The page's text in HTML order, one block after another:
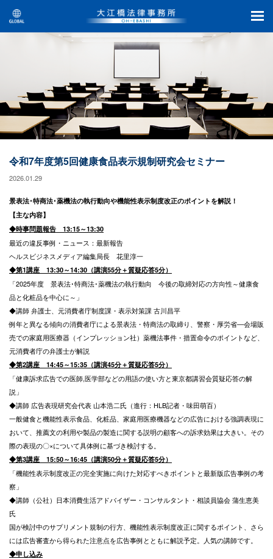
令和7年度第5回健康食品表示規制研究会セミナー
2026.01.29
景表法･特商法･薬機法の執行動向や機能性表示制度改正のポイントを解説！
【主な内容】
◆時事問題報告 13:15～13:30
最近の違反事例・ニュース：最新報告
ヘルスビジネスメディア編集局長 花里淳一
◆第1講座 13:30～14:30（講演55分＋質疑応答5分）
「2025年度 景表法･特商法･薬機法の執行動向 今後の取締対応の方向性～健康食
品と化粧品を中心に～」
◆講師 弁護士、元消費者庁制度課・表示対策課 古川昌平
例年と異なる傾向の消費者庁による景表法・特商法の取締り、警察・厚労省―会場販
売での家庭用医療器（インプレッション社）薬機法事件・措置命令のポイントなど、
元消費者庁の弁護士が解説
◆第2講座 14:45～15:35（講演45分＋質疑応答5分）
「健康訴求広告での医師,医学部などの用語の使い方と東京都講習会質疑応答の解
説」
◆講師 広告表現研究会代表 山本浩二氏（進行：HLB記者・味田萌百）
一般健食と機能性表示食品、化粧品、家庭用医療機器などの広告における強調表現に
おいて、推薦文の利用や製品の製造に関する説明の顧客への訴求効果は大きい。その
際の表現の〇×について具体例に基づき検討する。
◆第3講座 15:50～16:45（講演50分＋質疑応答5分）
「機能性表示制度改正の完全実施に向けた対応すべきポイントと最新版広告事例の考
察」
◆講師（公社）日本消費生活アドバイザー・コンサルタント・相談員協会 蒲生恵美
氏
国が検討中のサプリメント規制の行方、機能性表示制度改正に関するポイント、さら
には広告審査から得られた注意点を広告事例とともに解説予定。人気の講師です。
◆申し込み